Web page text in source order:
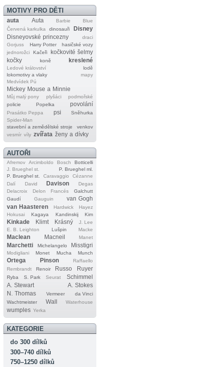
MOTIVY PRO DĚTI
auta Auta Barbie
Blue
Červená karkulka
dinosauři
Disney
Disneyovské princezny
draci
Gorjuss
Harry Potter
hasičské vozy
jednorožci
Kačeři
kočkovité šelmy
kočky
koně kreslené
Ledové království
lodě
lokomotivy a vlaky
mapy
Medvídek Pú
Mickey Mouse a Minnie
Můj malý pony plyšáci
podmořské
policie
Popelka povolání
Prasátko Peppa psi
Sněhurka
Spider‐Man
stavební a zemědělské stroje
venkov
vesmír víly zvířata ženy a dívky
AUTOŘI
Afremov Arcimboldo Bosch
Botticelli
J. Brueghel st.
P. Brueghel ml.
P. Brueghel st.
Caravaggio
Cézanne
Dalí
David Davison
Degas
Delacroix
Delon Francés
Galchutt
Gaudí
Gauguin
van Gogh
van Haasteren
Hardwick
Hayez
Hokusai
Kagaya Kandinskij Kim
Kinkade Klimt Krásný
J. Lee
E. B. Leighton
Lušpin Macke
Maclean Macneil Manet
Marchetti Michelangelo Misstigri
Modigliani Monet Mucha Munch
Ortega Pinson
Raffaello
Rembrandt
Renoir Russo Ruyer
Ryba S. Park Seurat
Schimmel
A. Stewart
A. Stokes
N. Thomas
Vermeer
da Vinci
Wachtmeister
Wall Waterhouse
wumples Yerka
KATEGORIE
do 300 dílků
300–740 dílků
750–1250 dílků